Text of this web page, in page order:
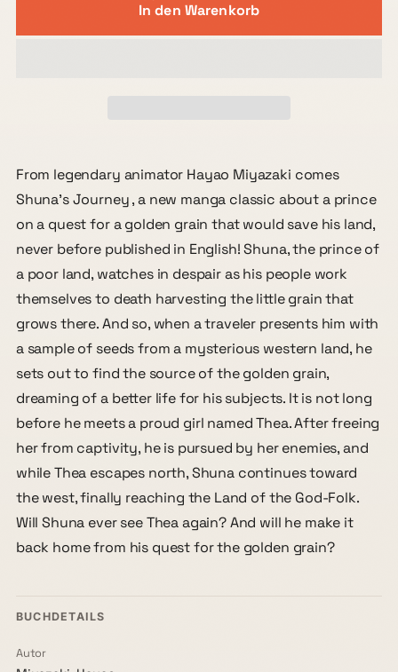
In den Warenkorb
From legendary animator Hayao Miyazaki comes
Shuna's Journey , a new manga classic about a prince
on a quest for a golden grain that would save his land,
never before published in English! Shuna, the prince of
a poor land, watches in despair as his people work
themselves to death harvesting the little grain that
grows there. And so, when a traveler presents him with
a sample of seeds from a mysterious western land, he
sets out to find the source of the golden grain,
dreaming of a better life for his subjects. It is not long
before he meets a proud girl named Thea. After freeing
her from captivity, he is pursued by her enemies, and
while Thea escapes north, Shuna continues toward
the west, finally reaching the Land of the God-Folk.
Will Shuna ever see Thea again? And will he make it
back home from his quest for the golden grain?
BUCHDETAILS
Autor